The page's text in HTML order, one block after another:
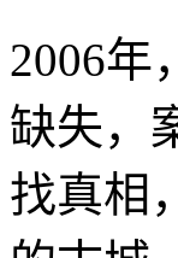
2006年
缺失，
找真相